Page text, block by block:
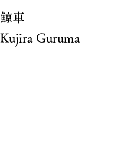
鯨車
Kujira Guruma